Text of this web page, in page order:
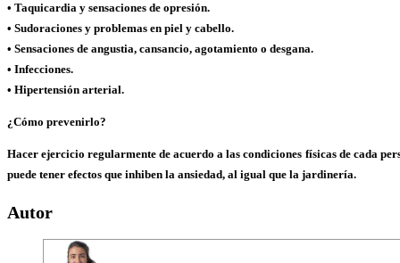
• Taquicardia y sensaciones de opresión.
• Sudoraciones y problemas en piel y cabello.
• Sensaciones de angustia, cansancio, agotamiento o desgana.
• Infecciones.
• Hipertensión arterial.
¿Cómo prevenirlo?
Hacer ejercicio regularmente de acuerdo a las condiciones físicas de cada
puede tener efectos que inhiben la ansiedad, al igual que la jardinería.
Autor